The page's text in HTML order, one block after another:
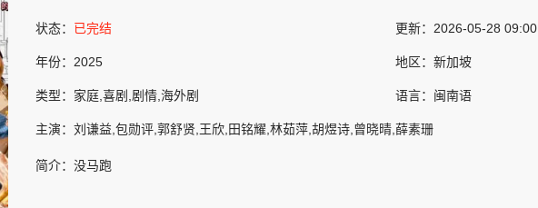
状态： 已完结 更新： 2026-05-28 09:00
年份： 2025 地区： 新加坡
类型： 家庭,喜剧,剧情,海外剧 语言： 闽南语
主演： 刘谦益,包勋评,郭舒贤,王欣,田铭耀,林茹萍,胡煜诗,曾晓晴,薛素珊
简介： 没马跑